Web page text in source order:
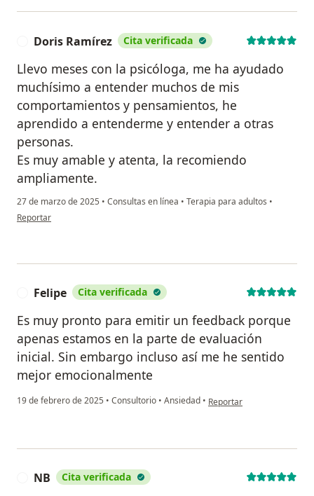
Doris Ramírez Cita verificada
Llevo meses con la psicóloga, me ha ayudado
muchísimo a entender muchos de mis
comportamientos y pensamientos, he
aprendido a entenderme y entender a otras
personas.
Es muy amable y atenta, la recomiendo
ampliamente.
27 de marzo de 2025 • Consultas en línea • Terapia para adultos •
en opinión del usuario Doris Ramírez
Reportar
Felipe Cita verificada
Es muy pronto para emitir un feedback porque
apenas estamos en la parte de evaluación
inicial. Sin embargo incluso así me he sentido
mejor emocionalmente
19 de febrero de 2025 • Consultorio • Ansiedad • en opinión del usuario
Reportar
NB Cita verificada